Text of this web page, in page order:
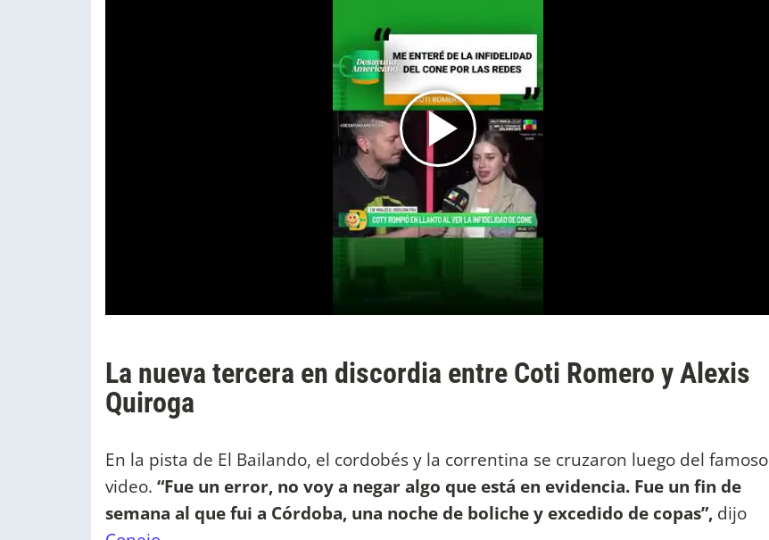
La nueva tercera en discordia entre Coti Romero y Alexis
Quiroga
En la pista de El Bailando, el cordobés y la correntina se cruzaron luego del famoso
video. “Fue un error, no voy a negar algo que está en evidencia. Fue un fin de
semana al que fui a Córdoba, una noche de boliche y excedido de copas”, dijo